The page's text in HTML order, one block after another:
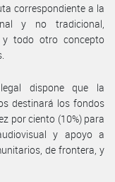
correspondiente a la
y no tradicional,
y todo otro concepto
dispone que la
destinará los fondos
por ciento (10%) para
y apoyo a
de frontera, y